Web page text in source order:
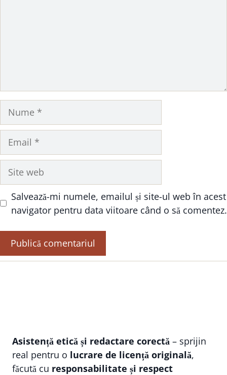
Site
web
Salvează-mi numele, emailul și site-ul web în acest
navigator pentru data viitoare când o să comentez.
Asistență etică și redactare corectă – sprijin
real pentru o lucrare de licență originală,
făcută cu responsabilitate și respect